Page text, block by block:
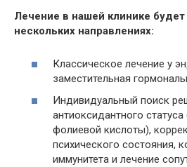
Лечение в нашей клинике
нескольких направлениях:
Классическое лечение у
заместительная
Индивидуальный поиск
антиоксидантного
фолиевой кислоты),
психического состояния,
иммунитета и лечение